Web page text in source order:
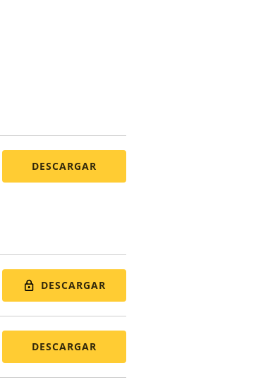
DESCARGAR
DESCARGAR
DESCARGAR